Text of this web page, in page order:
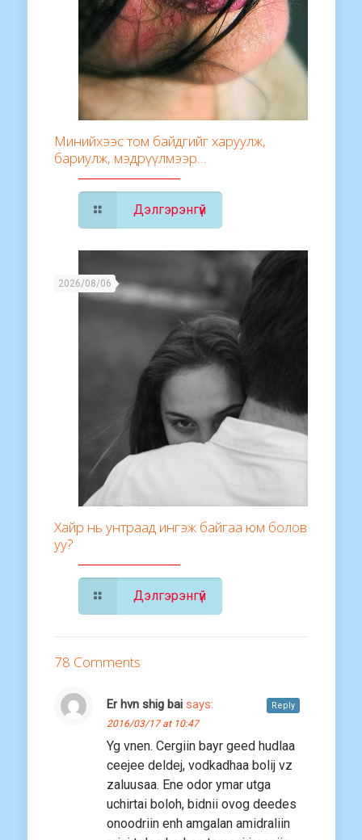
Минийхээс том байдгийг харуулж,
бариулж, мэдрүүлмээр…
Дэлгэрэнгүй
2026/08/06
Хайр нь унтраад ингэж байгаа юм болов
уу?
Дэлгэрэнгүй
78 Comments
Er hvn shig bai says:
2016/03/17 at 10:47
Yg vnen. Cergiin bayr geed hudlaa
ceejee deldej, vodkadhaa bolij vz
zaluusaa. Ene odor ymar utga
uchirtai boloh, bidnii ovog deedes
onoodriin enh amgalan amidraliin
Reply